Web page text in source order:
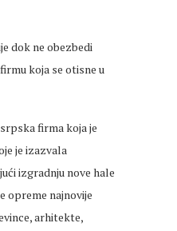
dok ne obezbedi
koja se otisne u
firma koja je
je izazvala
izgradnju nove hale
opreme najnovije
arhitekte,